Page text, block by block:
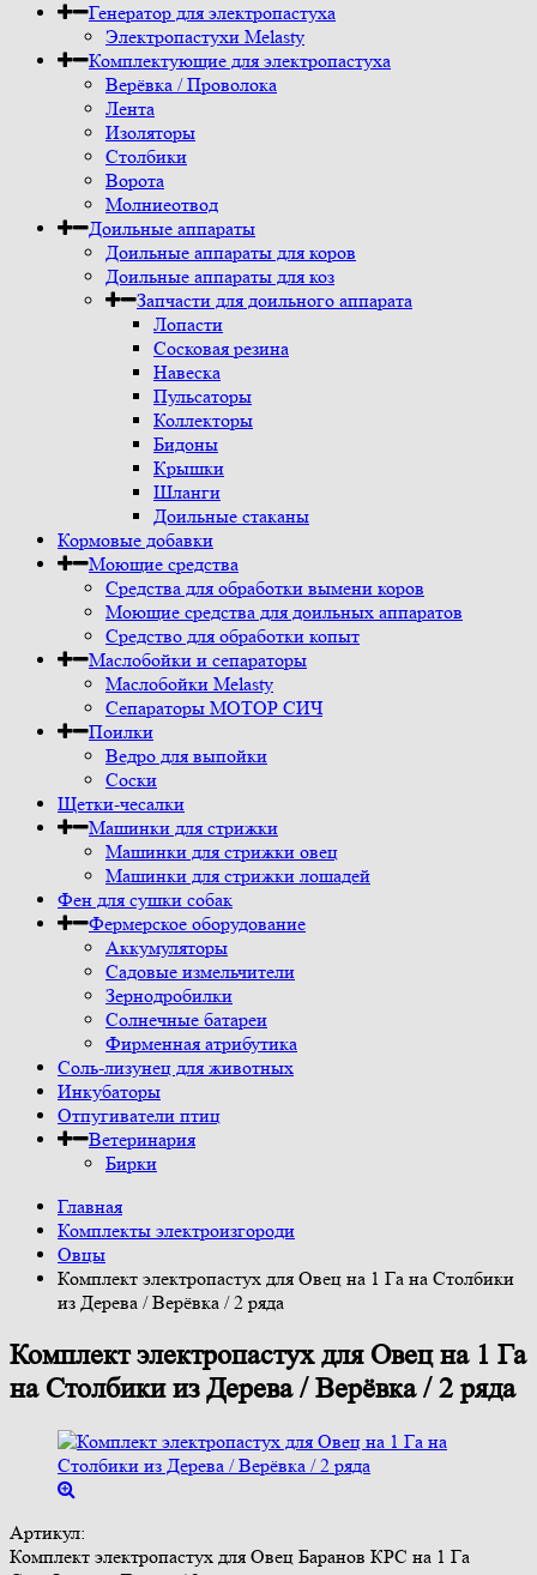
Генератор для электропастуха
Электропастухи Melasty
Комплектующие для электропастуха
Верёвка / Проволока
Лента
Изоляторы
Столбики
Ворота
Молниеотвод
Доильные аппараты
Доильные аппараты для коров
Доильные аппараты для коз
Запчасти для доильного аппарата
Лопасти
Сосковая резина
Навеска
Пульсаторы
Коллекторы
Бидоны
Крышки
Шланги
Доильные стаканы
Кормовые добавки
Моющие средства
Средства для обработки вымени коров
Моющие средства для доильных аппаратов
Средство для обработки копыт
Маслобойки и сепараторы
Маслобойки Melasty
Сепараторы МОТОР СИЧ
Поилки
Ведро для выпойки
Соски
Щетки-чесалки
Машинки для стрижки
Машинки для стрижки овец
Машинки для стрижки лошадей
Фен для сушки собак
Фермерское оборудование
Аккумуляторы
Садовые измельчители
Зернодробилки
Солнечные батареи
Фирменная атрибутика
Соль-лизунец для животных
Инкубаторы
Отпугиватели птиц
Ветеринария
Бирки
Главная
Комплекты электроизгороди
Овцы
Комплект электропастух для Овец на 1 Га на Столбики
из Дерева / Верёвка / 2 ряда
Комплект электропастух для Овец на 1 Га
на Столбики из Дерева / Верёвка / 2 ряда
Артикул:
Комплект электропастух для Овец Баранов КРС на 1 Га